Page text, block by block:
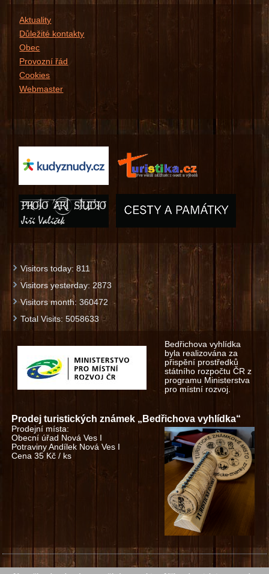
Aktuality
Důležité kontakty
Obec
Provozní řád
Cookies
Webmaster
Visitors today:811
Visitors yesterday: 2873
Visitors month:360472
Total Visits:5058633
Bedřichova vyhlídka
byla realizována za
přispění prostředků
státního rozpočtu ČR z
programu Ministerstva
pro místní rozvoj.
Prodej turistických známek „Bedřichova vyhlídka“
Prodejní místa:
Obecní úřad Nová Ves I
Potraviny Andílek Nová Ves I
Cena 35 Kč / ks